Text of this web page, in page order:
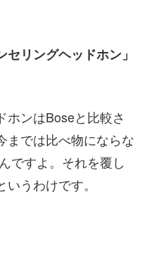
セリングヘッドホン」
ホンはBoseと比較さ
までは比べ物にならな
ですよ。それを覆し
うわけです。